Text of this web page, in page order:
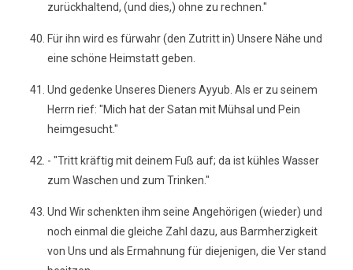
zurückhaltend, (und dies,) ohne zu rechnen."
Für ihn wird es fürwahr (den Zutritt in) Unsere Nähe und
eine schöne Heimstatt geben.
Und gedenke Unseres Dieners Ayyub. Als er zu seinem
Herrn rief: "Mich hat der Satan mit Mühsal und Pein
heimgesucht."
- "Tritt kräftig mit deinem Fuß auf; da ist kühles Wasser
zum Waschen und zum Trinken."
Und Wir schenkten ihm seine Angehörigen (wieder) und
noch einmal die gleiche Zahl dazu, aus Barmherzigkeit
von Uns und als Ermahnung für diejenigen, die Ver stand